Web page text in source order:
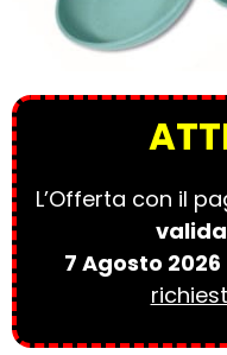
L’Offerta con il
7 Agosto 2026